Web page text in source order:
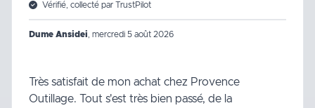
Vérifié, collecté par TrustPilot
Dume Ansidei mercredi 5 août 2026
Très satisfait de mon achat chez Provence
Outillage. Tout s'est très bien passé, de la